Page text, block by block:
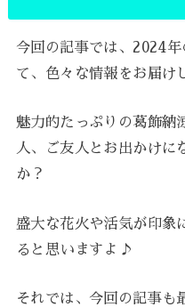
今回の記事では、2024
て、色々な情報をお届け
魅力的たっぷりの葛飾納
人、ご友人とお出かけに
か？
盛大な花火や活気が印象
ると思いますよ♪
それでは、今回の記事も